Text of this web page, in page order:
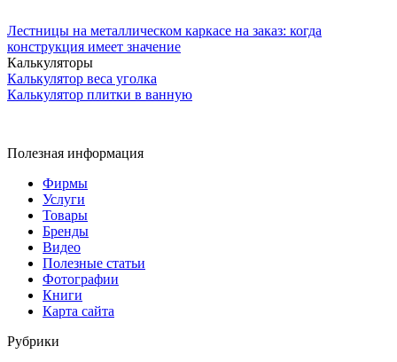
Лестницы на металлическом каркасе на заказ: когда
конструкция имеет значение
Калькуляторы
Калькулятор веса уголка
Калькулятор плитки в ванную
Полезная информация
Фирмы
Услуги
Товары
Бренды
Видео
Полезные статьи
Фотографии
Книги
Карта сайта
Рубрики